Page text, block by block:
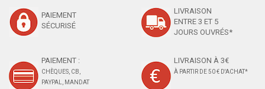
PAIEMENT
SÉCURISÉ
LIVRAISON
ENTRE 3 ET 5
JOURS OUVRÉS*
PAIEMENT :
CHÈQUES, CB,
PAYPAL, MANDAT
LIVRAISON À 3€
À PARTIR DE 50 € D'ACHAT*